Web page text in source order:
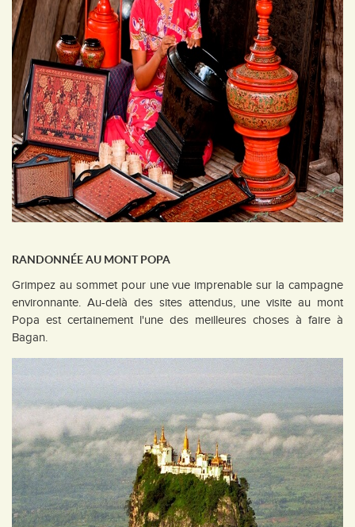
RANDONNÉE AU MONT POPA
Grimpez au sommet pour une vue imprenable sur la campagne
environnante. Au-delà des sites attendus, une visite au mont
Popa est certainement l'une des meilleures choses à faire à
Bagan.